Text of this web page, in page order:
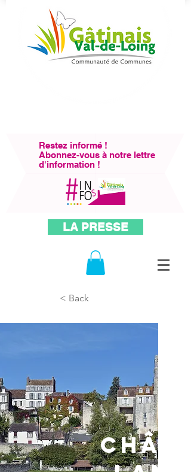
Restez informé !
Abonnez-vous à notre lettre
d'information !
LA PRESSE
< Back